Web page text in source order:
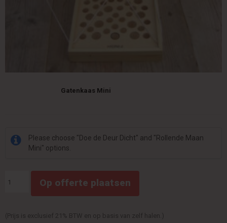
Gatenkaas Mini
Please choose "Doe de Deur Dicht" and "Rollende Maan
Mini" options.
Op offerte plaatsen
(Prijs is exclusief 21% BTW en op basis van zelf halen.)